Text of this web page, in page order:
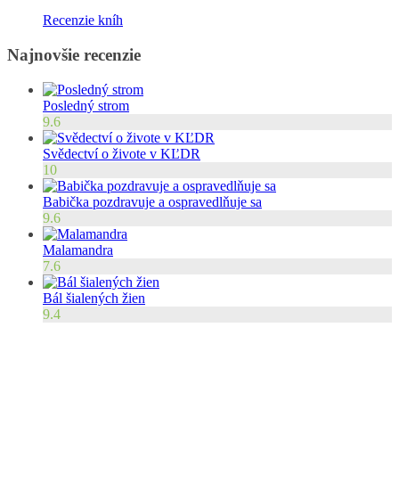
Recenzie kníh
Najnovšie recenzie
Posledný strom
9.6
Svědectví o živote v KĽDR
10
Babička pozdravuje a ospravedlňuje sa
9.6
Malamandra
7.6
Bál šialených žien
9.4